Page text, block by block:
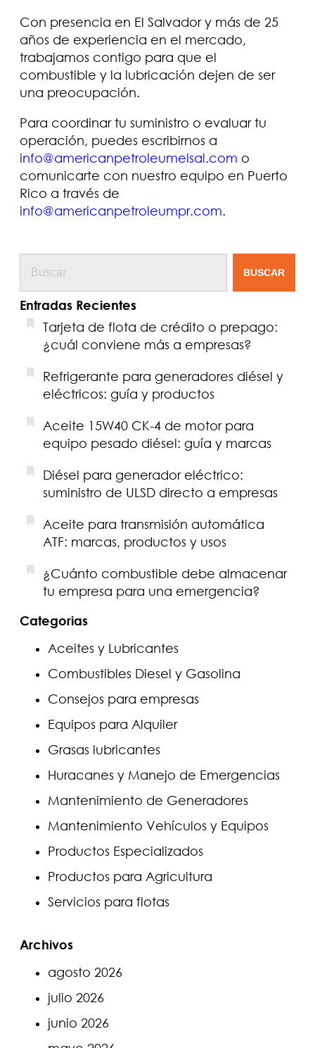
Con presencia en El Salvador y más de 25
años de experiencia en el mercado,
trabajamos contigo para que el
combustible y la lubricación dejen de ser
una preocupación.
Para coordinar tu suministro o evaluar tu
operación, puedes escribirnos a
info@americanpetroleumelsal.com o
comunicarte con nuestro equipo en Puerto
Rico a través de
info@americanpetroleumpr.com.
BUSCAR
Entradas Recientes
Tarjeta de flota de crédito o prepago:
¿cuál conviene más a empresas?
Refrigerante para generadores diésel y
eléctricos: guía y productos
Aceite 15W40 CK-4 de motor para
equipo pesado diésel: guía y marcas
Diésel para generador eléctrico:
suministro de ULSD directo a empresas
Aceite para transmisión automática
ATF: marcas, productos y usos
¿Cuánto combustible debe almacenar
tu empresa para una emergencia?
Categorias
Aceites y Lubricantes
Combustibles Diesel y Gasolina
Consejos para empresas
Equipos para Alquiler
Grasas lubricantes
Huracanes y Manejo de Emergencias
Mantenimiento de Generadores
Mantenimiento Vehículos y Equipos
Productos Especializados
Productos para Agricultura
Servicios para flotas
Archivos
agosto 2026
julio 2026
junio 2026